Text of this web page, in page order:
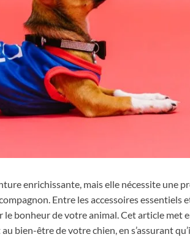
enrichissante, mais elle nécessite une
Entre les accessoires essentiels
le bonheur de votre animal. Cet article met
bien-être de votre chien, en s’assurant